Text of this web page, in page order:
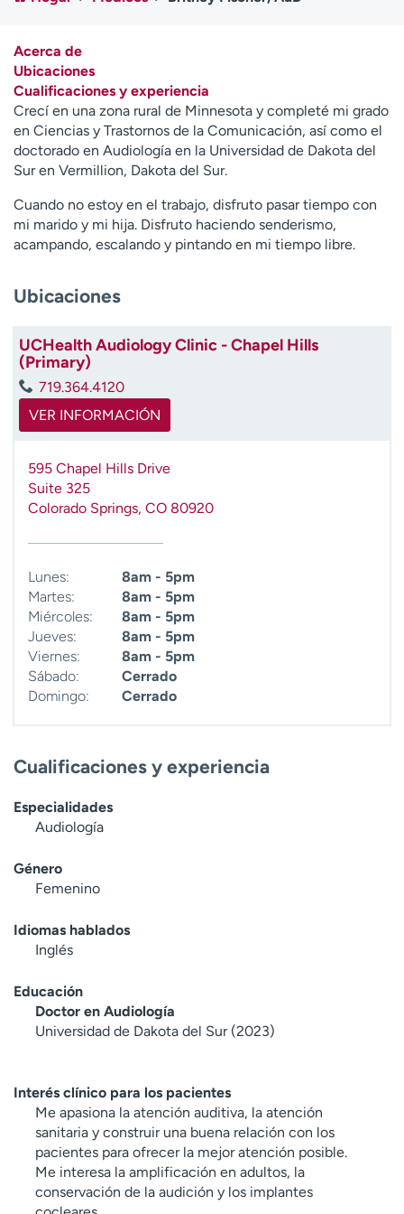
Ready. Set. CO.
Ensayos clínicos
Atención a medios de
comunicación
Contáctenos Noticias e historias
A
y
ú
d
a
a
n
c
o
n
Acerca de
Ubicaciones
Cualificaciones y experiencia
Crecí en una zona rural de Minnesota y completé mi grado
en Ciencias y Trastornos de la Comunicación, así como el
doctorado en Audiología en la Universidad de Dakota del
Sur en Vermillion, Dakota del Sur.
Cuando no estoy en el trabajo, disfruto pasar tiempo con
mi marido y mi hija. Disfruto haciendo senderismo,
acampando, escalando y pintando en mi tiempo libre.
Ubicaciones
UCHealth Audiology Clinic - Chapel Hills
(Primary)
719.364.4120
VER INFORMACIÓN
595 Chapel Hills Drive
Suite 325
Colorado Springs, CO 80920
Lunes:
8am - 5pm
Martes:
8am - 5pm
Miércoles:
8am - 5pm
Jueves:
8am - 5pm
Viernes:
8am - 5pm
Sábado:
Cerrado
Domingo:
Cerrado
Cualificaciones y experiencia
Especialidades
Audiología
Género
Femenino
Idiomas hablados
Inglés
Educación
Doctor en Audiología
Universidad de Dakota del Sur (2023)
Interés clínico para los pacientes
Me apasiona la atención auditiva, la atención
sanitaria y construir una buena relación con los
pacientes para ofrecer la mejor atención posible.
Me interesa la amplificación en adultos, la
conservación de la audición y los implantes